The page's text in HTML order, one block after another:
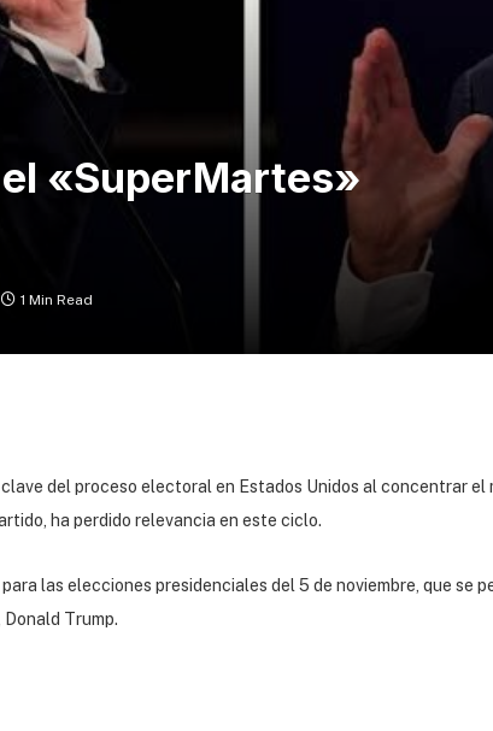
«SuperMartes»
1 Min Read
del proceso electoral en Estados Unidos al concentrar
ha perdido relevancia en este ciclo.
las elecciones presidenciales del 5 de noviembre, que se
Trump.